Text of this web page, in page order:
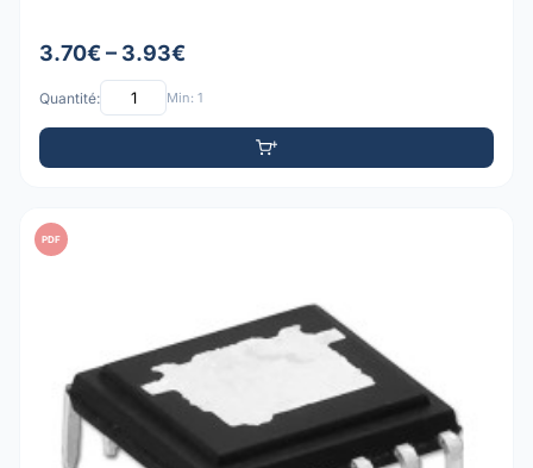
3.70€ – 3.93€
Quantité: Min: 1
PDF